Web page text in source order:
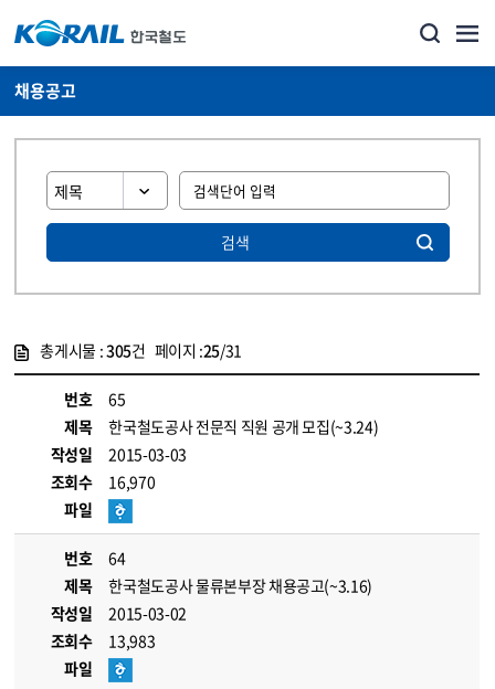
채용공고
검색
총게시물 :305건 페이지 :25/31
번호
65
제목
한국철도공사 전문직 직원 공개 모집(~3.24)
작성일
2015-03-03
조회수
16,970
파일
번호
64
제목
한국철도공사 물류본부장 채용공고(~3.16)
작성일
2015-03-02
조회수
13,983
파일